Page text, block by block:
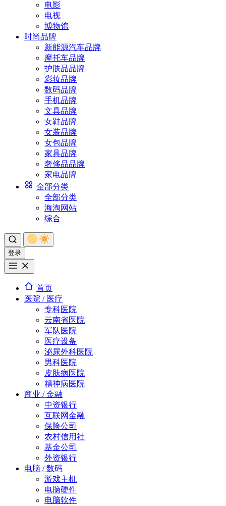
电影
电视
博物馆
时尚品牌
新能源汽车品牌
摩托车品牌
护肤品品牌
彩妆品牌
数码品牌
手机品牌
文具品牌
女鞋品牌
女装品牌
女包品牌
家具品牌
奢侈品品牌
家电品牌
全部分类
全部分类
海淘网站
综合
登录
首页
医院 / 医疗
专科医院
云南省医院
军队医院
医疗设备
泌尿外科医院
男科医院
皮肤病医院
精神病医院
商业 / 金融
中资银行
互联网金融
保险公司
农村信用社
基金公司
外资银行
电脑 / 数码
游戏主机
电脑硬件
电脑软件